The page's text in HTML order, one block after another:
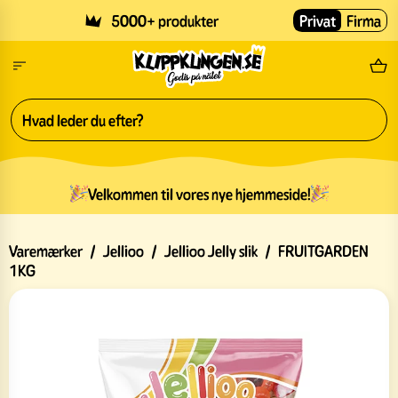
5000+ produkter Privat Firma
Velkommen til vores nye hjemmeside!
Varemærker / Jellioo / Jellioo Jelly slik / FRUITGARDEN
1KG